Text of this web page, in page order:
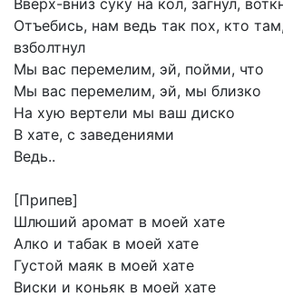
Вверх-вниз суку на кол, загнул,
Отъебись, нам ведь так пох, кто там,
взболтнул
Мы вас перемелим, эй, пойми, что
Мы вас перемелим, эй, мы близко
На хую вертели мы ваш диско
В хате, с заведениями
Ведь..
[Припев]
Шлюший аромат в моей хате
Алко и табак в моей хате
Густой маяк в моей хате
Виски и коньяк в моей хате